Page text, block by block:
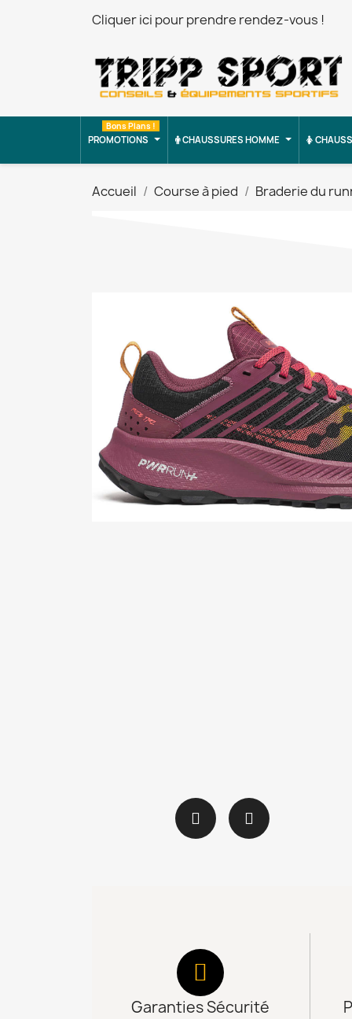
Cliquer ici pour prendre rendez-vous !
PROMOTIONS
Bons Plans !
CHAUSSURES HOMME
Accueil Course à pied Braderie du
Garanties Sécurité